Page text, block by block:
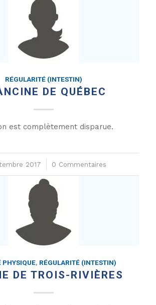
RÉGULARITÉ (INTESTIN)
DE QUÉBEC
est complètement disparue.
2017
/ 0 Commentaires
PHYSIQUE, RÉGULARITÉ (INTESTIN)
DE TROIS-RIVIÈRES